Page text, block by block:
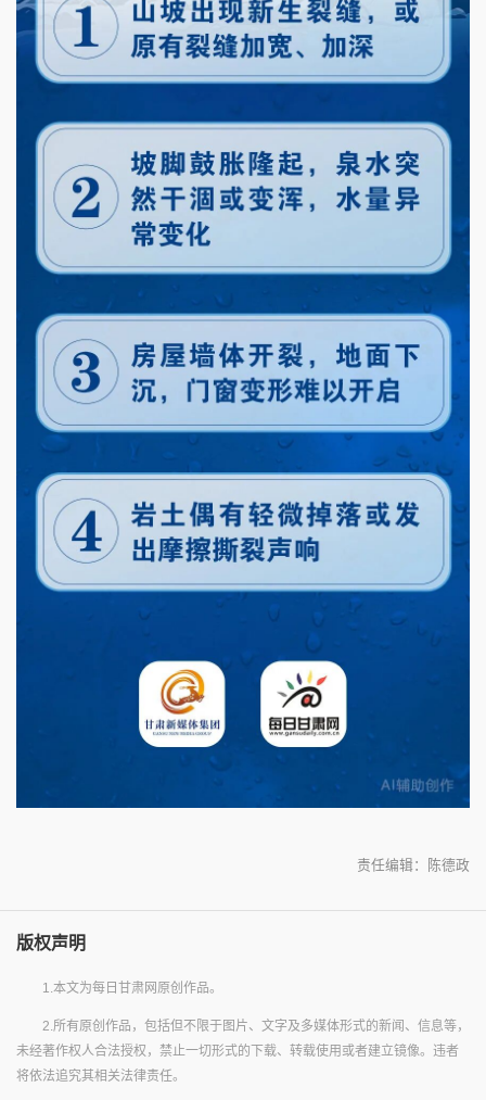
责任编辑：陈德政
版权声明
1.本文为每日甘肃网原创作品。
2.所有原创作品，包括但不限于图片、文字及多媒体形式的新闻、信息等，
未经著作权人合法授权，禁止一切形式的下载、转载使用或者建立镜像。违者
将依法追究其相关法律责任。